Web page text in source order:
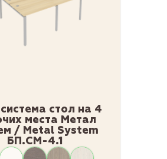
стол на 4
места Метал
/ Metal System
БП.СМ-4.1